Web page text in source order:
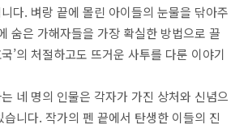
다. 벼랑 끝에 몰린 아이들의 눈물을 닦아주
숨은 가해자들을 가장 확실한 방법으로 끌
’의 처절하고도 뜨거운 사투를 다룬 이야기
네 명의 인물은 각자가 가진 상처와 신념으
니다. 작가의 펜 끝에서 탄생한 이들의 진